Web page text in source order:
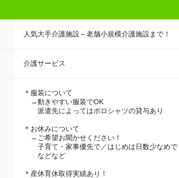
人気大手介護施設～老舗小規模介護施設まで！
介護サービス
＊服装について
→動きやすい服装でOK
派遣先によってはポロシャツの貸与あり
＊お休みについて
→ご希望お聞かせください！
子育て・家事優先で／はじめは日数少なめで
などなど
＊産休育休取得実績あり！